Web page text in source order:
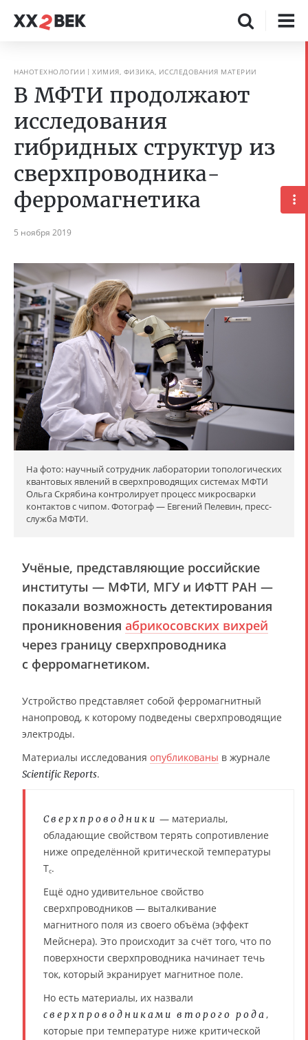
НАНОТЕХНОЛОГИИ ХИМИЯ, ФИЗИКА, ИССЛЕДОВАНИЯ МАТЕРИИ
В МФТИ продолжают
исследования
гибридных структур из
сверхпроводника-
ферромагнетика
5 ноября 2019
На фото: научный сотрудник лаборатории топологических
квантовых явлений в сверхпроводящих системах МФТИ
Ольга Скрябина контролирует процесс микросварки
контактов с чипом. Фотограф — Евгений Пелевин, пресс-
служба МФТИ.
Учёные, представляющие российские
институты — МФТИ, МГУ и ИФТТ РАН —
показали возможность детектирования
проникновения абрикосовских вихрей
через границу сверхпроводника
с ферромагнетиком.
Устройство представляет собой ферромагнитный
нанопровод, к которому подведены сверхпроводящие
электроды.
Материалы исследования опубликованы в журнале
Scientific Reports.
Сверхпроводники — материалы,
обладающие свойством терять сопротивление
ниже определённой критической температуры
Tc.
Ещё одно удивительное свойство
сверхпроводников — выталкивание
магнитного поля из своего объёма (эффект
Мейснера). Это происходит за счёт того, что по
поверхности сверхпроводника начинает течь
ток, который экранирует магнитное поле.
Но есть материалы, их назвали
сверхпроводниками второго рода,
которые при температуре ниже критической